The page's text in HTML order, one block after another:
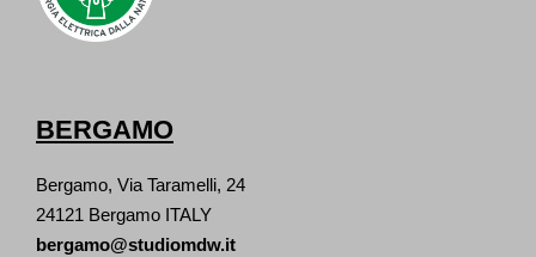
BERGAMO
Bergamo, Via Taramelli, 24
24121 Bergamo ITALY
bergamo@studiomdw.it